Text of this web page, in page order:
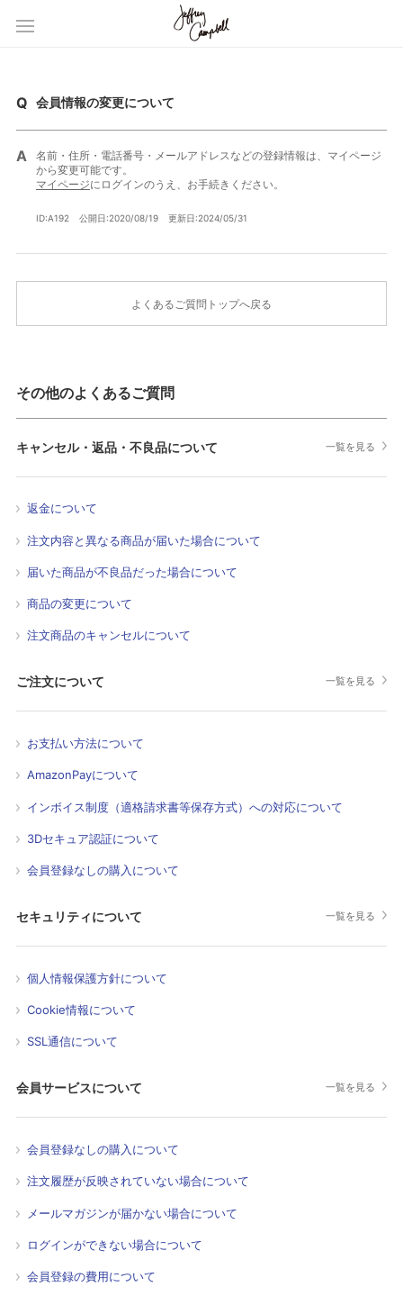
会員情報の変更について
名前・住所・電話番号・メールアドレスなどの登録情報は、マイページ
から変更可能です。
マイページにログインのうえ、お手続きください。
ID:A192 公開日:2020/08/19 更新日:2024/05/31
よくあるご質問トップへ戻る
その他のよくあるご質問
キャンセル・返品・不良品について 一覧を見る
返金について
注文内容と異なる商品が届いた場合について
届いた商品が不良品だった場合について
商品の変更について
注文商品のキャンセルについて
ご注文について 一覧を見る
お支払い方法について
AmazonPayについて
インボイス制度（適格請求書等保存方式）への対応について
3Dセキュア認証について
会員登録なしの購入について
セキュリティについて 一覧を見る
個人情報保護方針について
Cookie情報について
SSL通信について
会員サービスについて 一覧を見る
会員登録なしの購入について
注文履歴が反映されていない場合について
メールマガジンが届かない場合について
ログインができない場合について
会員登録の費用について